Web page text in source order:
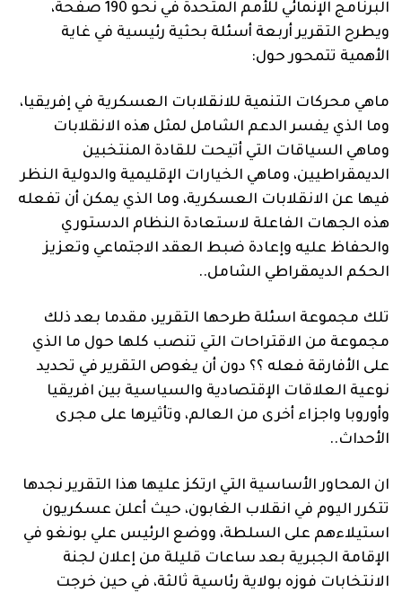
البرنامج الإنمائي للأمم المتحدة في نحو 190 صفحة،
ويطرح التقرير أربعة أسئلة بحثية رئيسية في غاية
الأهمية تتمحور حول:
ماهي محركات التنمية للانقلابات العسكرية في إفريقيا،
وما الذي يفسر الدعم الشامل لمثل هذه الانقلابات
وماهي السياقات التي أتيحت للقادة المنتخبين
الديمقراطيين، وماهي الخيارات الإقليمية والدولية النظر
فيها عن الانقلابات العسكرية، وما الذي يمكن أن تفعله
هذه الجهات الفاعلة لاستعادة النظام الدستوري
والحفاظ عليه وإعادة ضبط العقد الاجتماعي وتعزيز
الحكم الديمقراطي الشامل..
تلك مجموعة اسئلة طرحها التقرير، مقدما بعد ذلك
مجموعة من الاقتراحات التي تنصب كلها حول ما الذي
على الأفارقة فعله ؟؟ دون أن يغوص التقرير في تحديد
نوعية العلاقات الإقتصادية والسياسية بين افريقيا
وأوروبا واجزاء أخرى من العالم، وتأثيرها على مجرى
الأحداث..
ان المحاور الأساسية التي ارتكز عليها هذا التقرير نجدها
تتكرر اليوم في انقلاب الغابون، حيث أعلن عسكريون
استيلاءهم على السلطة، ووضع الرئيس علي بونغو في
الإقامة الجبرية بعد ساعات قليلة من إعلان لجنة
الانتخابات فوزه بولاية رئاسية ثالثة، في حين خرجت